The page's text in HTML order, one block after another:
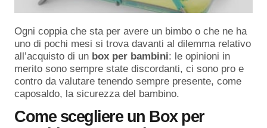
Ogni coppia che sta per avere un bimbo o che ne ha
uno di pochi mesi si trova davanti al dilemma relativo
all’acquisto di un box per bambini: le opinioni in
merito sono sempre state discordanti, ci sono pro e
contro da valutare tenendo sempre presente, come
caposaldo, la sicurezza del bambino.
Come scegliere un Box per